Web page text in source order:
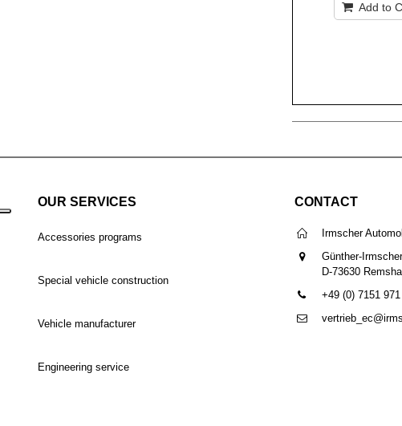
Add to
OUR SERVICES
Accessories programs
Special vehicle construction
Vehicle manufacturer
Engineering service
CONTACT
Irmscher
Günther-
D-73630
+49 (0) 7151